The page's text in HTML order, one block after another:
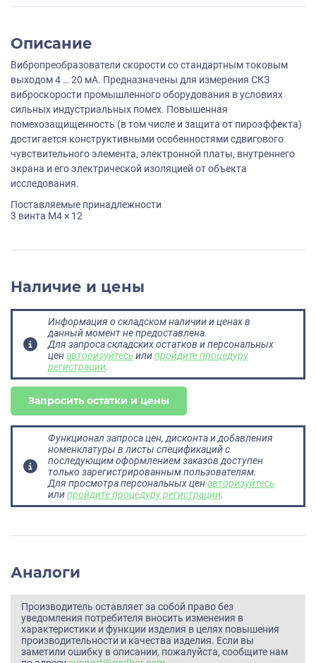
Описание
Вибропреобразователи скорости со стандартным токовым
выходом 4 … 20 мА. Предназначены для измерения СКЗ
виброскорости промышленного оборудования в условиях
сильных индустриальных помех. Повышенная
помехозащищенность (в том числе и защита от пироэффекта)
достигается конструктивными особенностями сдвигового
чувствительного элемента, электронной платы, внутреннего
экрана и его электрической изоляцией от объекта
исследования.
Поставляемые принадлежности
3 винта M4 × 12
Наличие и цены
Информация о складском наличии и ценах в
данный момент не предоставлена.
Для запроса складских остатков и персональных
ценавторизуйтесьилипройдите процедуру
регистрации.
Запросить остатки и цены
Функционал запроса цен, дисконта и добавления
номенклатуры в листы спецификаций с
последующим оформлением заказов доступен
только зарегистрированным пользователям.
Для просмотра персональных ценавторизуйтесь
илипройдите процедуру регистрации.
Аналоги
Производитель оставляет за собой право без
уведомления потребителя вносить изменения в
характеристики и функции изделия в целях повышения
производительности и качества изделия. Если вы
заметили ошибку в описании, пожалуйста, сообщите нам